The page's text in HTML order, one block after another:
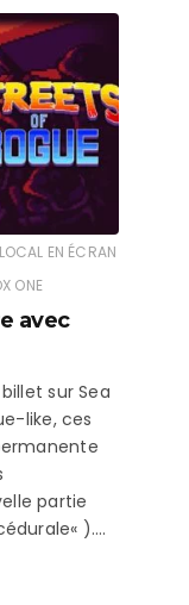
LOCAL EN ÉCRAN
ONE
avec
sur Sea
like, ces
partie
)….